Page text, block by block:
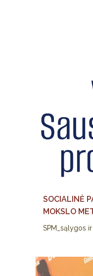
SOCIALINĖ
MOKSLO
SPM_sąlygos ir